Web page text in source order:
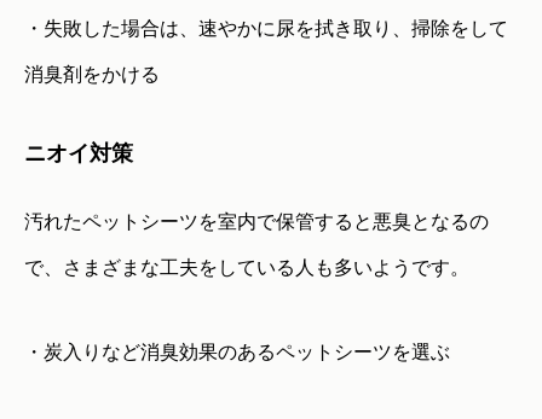
・失敗した場合は、速やかに尿を拭き取り、掃除をして
消臭剤をかける
ニオイ対策
汚れたペットシーツを室内で保管すると悪臭となるの
で、さまざまな工夫をしている人も多いようです。
・炭入りなど消臭効果のあるペットシーツを選ぶ